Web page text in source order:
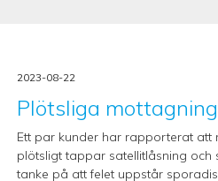
2023-08-22
Plötsliga
Ett par kunder har rapporterat
plötsligt tappar satellitlåsning och
tanke på att felet uppstår